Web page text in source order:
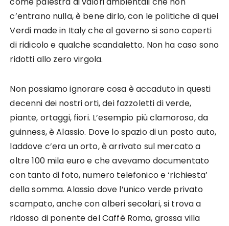
c’entrano nulla, è bene dirlo, con le politiche di quei
Verdi made in Italy che al governo si sono coperti
di ridicolo e qualche scandaletto. Non ha caso sono
ridotti allo zero virgola.
Non possiamo ignorare cosa è accaduto in questi
decenni dei nostri orti, dei fazzoletti di verde,
piante, ortaggi, fiori. L’esempio più clamoroso, da
guinness, è Alassio. Dove lo spazio di un posto auto,
laddove c’era un orto, è arrivato sul mercato a
oltre 100 mila euro e che avevamo documentato
con tanto di foto, numero telefonico e ‘richiesta’
della somma. Alassio dove l’unico verde privato
scampato, anche con alberi secolari, si trova a
ridosso di ponente del Caffè Roma, grossa villa